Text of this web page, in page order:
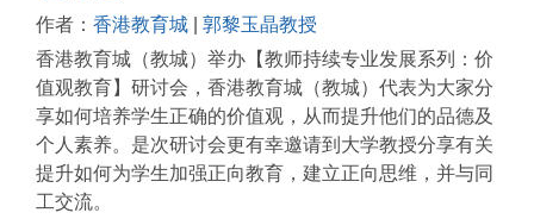
作者： 香港教育城
郭黎玉晶教授
香港教育城（教城）举办【教师持续专业发展系列：价
值观教育】研讨会，香港教育城（教城）代表为大家分
享如何培养学生正确的价值观，从而提升他们的品德及
个人素养。是次研讨会更有幸邀请到大学教授分享有关
提升如何为学生加强正向教育，建立正向思维，并与同
工交流。